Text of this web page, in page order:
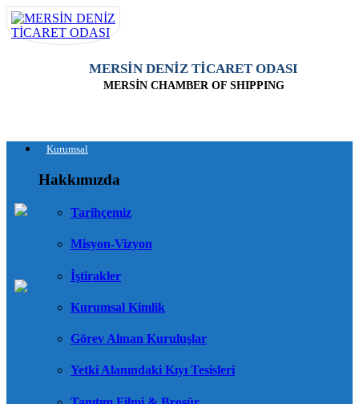
MERSİN DENİZ TİCARET ODASI
MERSİN CHAMBER OF SHIPPING
Kurumsal
Hakkımızda
Tarihçemiz
Misyon-Vizyon
İştirakler
Kurumsal Kimlik
Görev Alınan Kuruluşlar
Yetki Alanındaki Kıyı Tesisleri